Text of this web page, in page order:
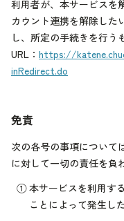
利用者が、本サービスを
カウント連携を解除した
し、所定の手続きを行う
URL： https://
inRedirect.do
免責
次の各号の事項について
に対して一切の責任を負
① 本サービスを利用す
ことによって発生し